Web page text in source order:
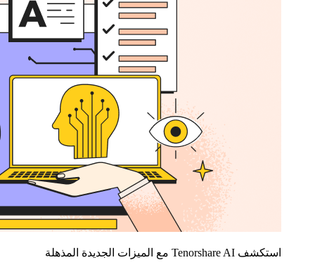
استكشف Tenorshare AI مع الميزات الجديدة المذهلة